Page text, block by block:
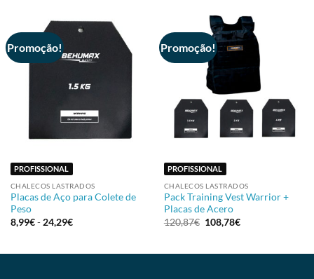
Promoção!
PROFISSIONAL
CHALECOS LASTRADOS
Placas de Aço para Colete de
Peso
8,99€ - 24,29€
Promoção!
PROFISSIONAL
CHALECOS LASTRADOS
Pack Training Vest Warrior +
Placas de Acero
120,87€ 108,78€